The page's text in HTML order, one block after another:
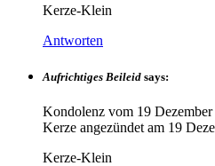
Kerze-Klein
Antworten
Aufrichtiges Beileid says:
Kondolenz vom 19
Kerze angezündet am 19
Kerze-Klein